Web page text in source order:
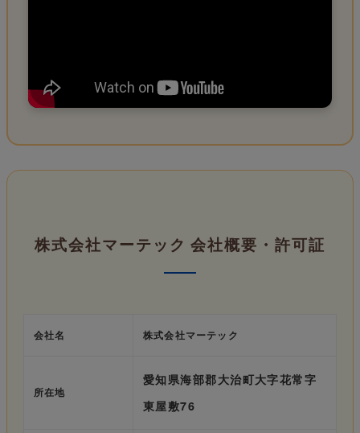
株式会社マーテック 会社概要・許可証
会社名 株式会社マーテック
所在地
愛知県海部郡大治町大字花常字
東屋敷76